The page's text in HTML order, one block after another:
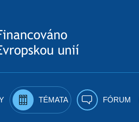
TÉMATA FÓRUM